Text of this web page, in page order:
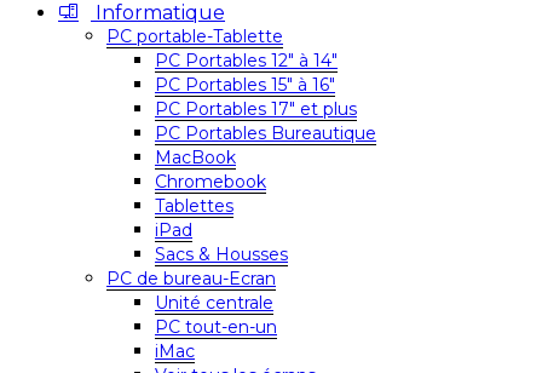
Informatique
PC portable-Tablette
PC Portables 12″ à 14″
PC Portables 15″ à 16″
PC Portables 17″ et plus
PC Portables Bureautique
MacBook
Chromebook
Tablettes
iPad
Sacs & Housses
PC de bureau-Ecran
Unité centrale
PC tout-en-un
iMac